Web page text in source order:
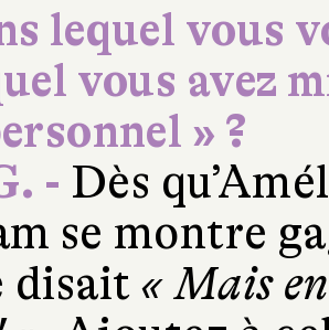
lequel vous
vous avez
» ?
- Dès
se montre
disait « Mais